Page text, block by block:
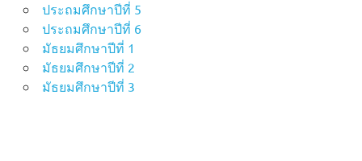
ประถมศึกษาปีที่ 5
ประถมศึกษาปีที่ 6
มัธยมศึกษาปีที่ 1
มัธยมศึกษาปีที่ 2
มัธยมศึกษาปีที่ 3